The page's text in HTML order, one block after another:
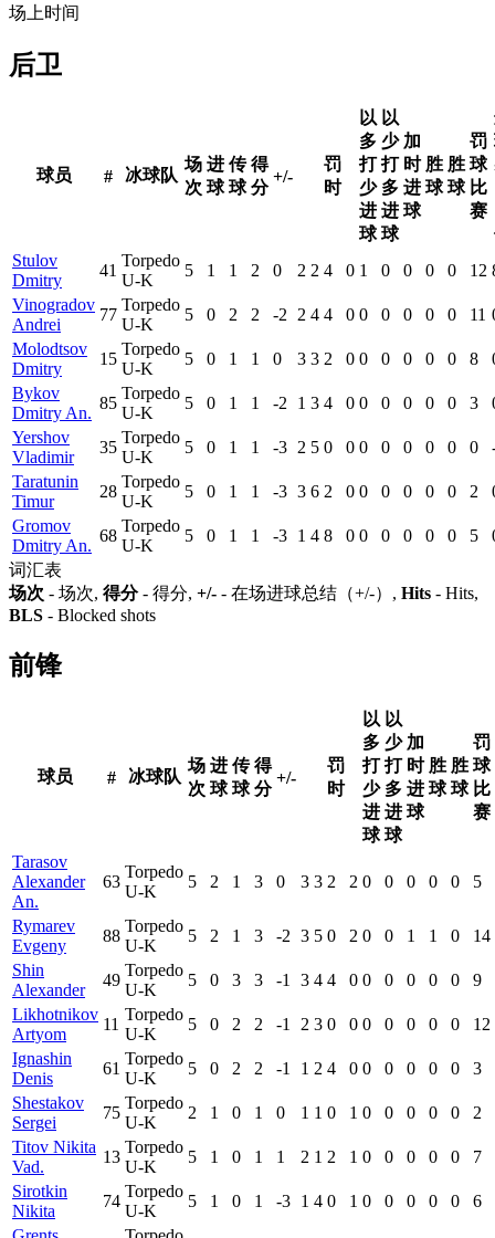
场上时间
后卫
球员 # 冰球队
场
次
进
球
传
球
得
分
+/-
罚
时
以
多
打
少
进
球
以
少
打
多
进
球
加
时
进
球
胜
球
胜
球
罚
球
比
赛
Stulov
Dmitry
41
Torpedo
U-K
5 1 1 2 0 2 2 4 0 1 0 0 0 0 12
Vinogradov
Andrei
77
Torpedo
U-K
5 0 2 2 -2 2 4 4 0 0 0 0 0 0 11
Molodtsov
Dmitry
15
Torpedo
U-K
5 0 1 1 0 3 3 2 0 0 0 0 0 0 8
Bykov
Dmitry An.
85
Torpedo
U-K
5 0 1 1 -2 1 3 4 0 0 0 0 0 0 3
Yershov
Vladimir
35
Torpedo
U-K
5 0 1 1 -3 2 5 0 0 0 0 0 0 0 0
Taratunin
Timur
28
Torpedo
U-K
5 0 1 1 -3 3 6 2 0 0 0 0 0 0 2
Gromov
Dmitry An.
68
Torpedo
U-K
5 0 1 1 -3 1 4 8 0 0 0 0 0 0 5
词汇表
场次 - 场次, 得分- 得分, +/- - 在场进球总结（+/-）, Hits - Hits,
BLS - Blocked shots
前锋
球员 # 冰球队
场
次
进
球
传
球
得
分
+/-
罚
时
以
多
打
少
进
球
以
少
打
多
进
球
加
时
进
球
胜
球
胜
球
罚
球
比
赛
Tarasov
Alexander
An.
63
Torpedo
U-K
5 2 1 3 0 3 3 2 2 0 0 0 0 0 5
Rymarev
Evgeny
88
Torpedo
U-K
5 2 1 3 -2 3 5 0 2 0 0 1 1 0
14
Shin
Alexander
49
Torpedo
U-K
5 0 3 3 -1 3 4 4 0 0 0 0 0 0
9
Likhotnikov
Artyom
11
Torpedo
U-K
5 0 2 2 -1 2 3 0 0 0 0 0 0 0
12
Ignashin
Denis
61
Torpedo
U-K
5 0 2 2 -1 1 2 4 0 0 0 0 0 0
3
Shestakov
Sergei
75
Torpedo
U-K
2 1 0 1 0 1 1 0 1 0 0 0 0 0
2
Titov Nikita
Vad.
13
Torpedo
U-K
5 1 0 1 1 2 1 2 1 0 0 0 0 0
7
Sirotkin
Nikita
74
Torpedo
U-K
5 1 0 1 -3 1 4 0 1 0 0 0 0 0
6